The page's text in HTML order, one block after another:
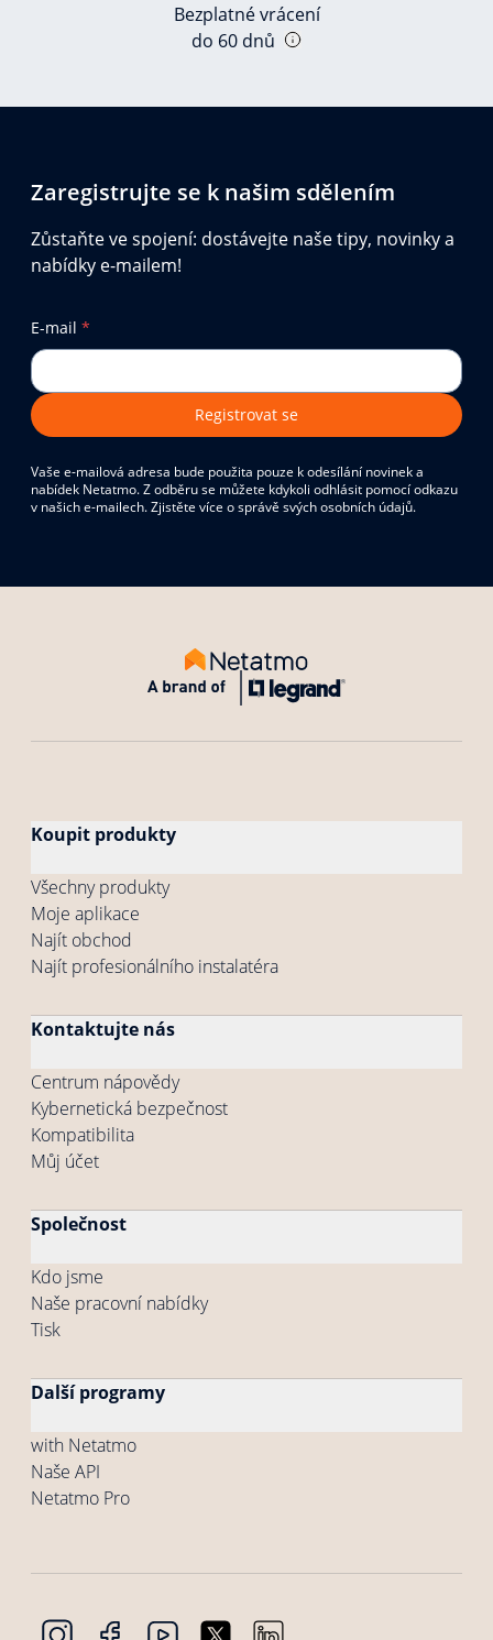
Bezplatné vrácení
do 60 dnů
Zaregistrujte se k našim sdělením
Zůstaňte ve spojení: dostávejte naše tipy, novinky a
nabídky e-mailem!
E-mail *
Registrovat se
Vaše e-mailová adresa bude použita pouze k odesílání novinek a
nabídek Netatmo. Z odběru se můžete kdykoli odhlásit pomocí odkazu
v našich e-mailech. Zjistěte více o správě svých osobních údajů.
Koupit produkty
Všechny produkty
Moje aplikace
Najít obchod
Najít profesionálního instalatéra
Kontaktujte nás
Centrum nápovědy
Kybernetická bezpečnost
Kompatibilita
Můj účet
Společnost
Kdo jsme
Naše pracovní nabídky
Tisk
Další programy
with Netatmo
Naše API
Netatmo Pro